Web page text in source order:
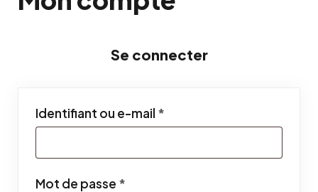
Se connecter
Identifiant ou e-mail *
Mot de passe *